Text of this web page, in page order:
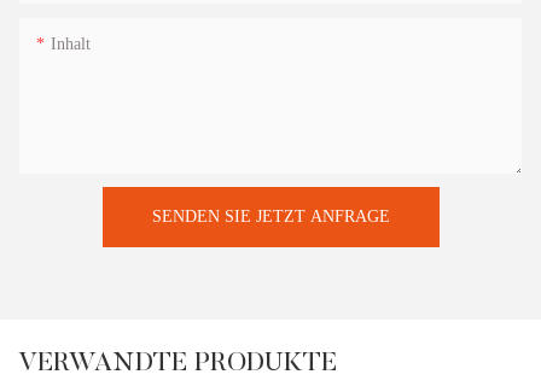
Inhalt
SENDEN SIE JETZT ANFRAGE
VERWANDTE PRODUKTE